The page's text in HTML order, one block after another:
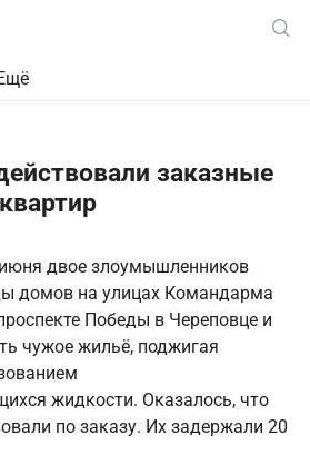
заказные
двое злоумышленников
домов на улицах Командарма
Победы в Череповце и
чужое жильё, поджигая
жидкости. Оказалось, что
по заказу. Их задержали 20